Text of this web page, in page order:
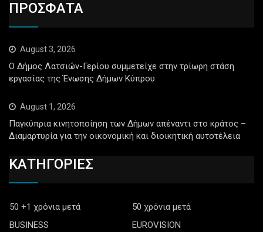
ΠΡΟΣΦΑΤΑ
August 3, 2026
Ο Δήμος Λατσιών-Γερίου συμμετείχε στην τρίωρη στάση
εργασίας της Ένωσης Δήμων Κύπρου
August 1, 2026
Παγκύπρια κινητοποίηση των Δήμων απέναντι στο κράτος –
Διαμαρτυρία για την οικονομική και διοικητική αυτοτέλεια
ΚΑΤΗΓΟΡΙΕΣ
50 +1 χρόνια μετά
50 χρόνια μετά
BUSINESS
EUROVISION